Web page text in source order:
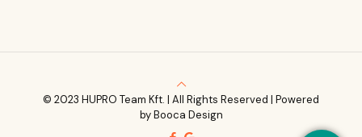
© 2023 HUPRO Team Kft. | All Rights Reserved | Powered
by Booca Design